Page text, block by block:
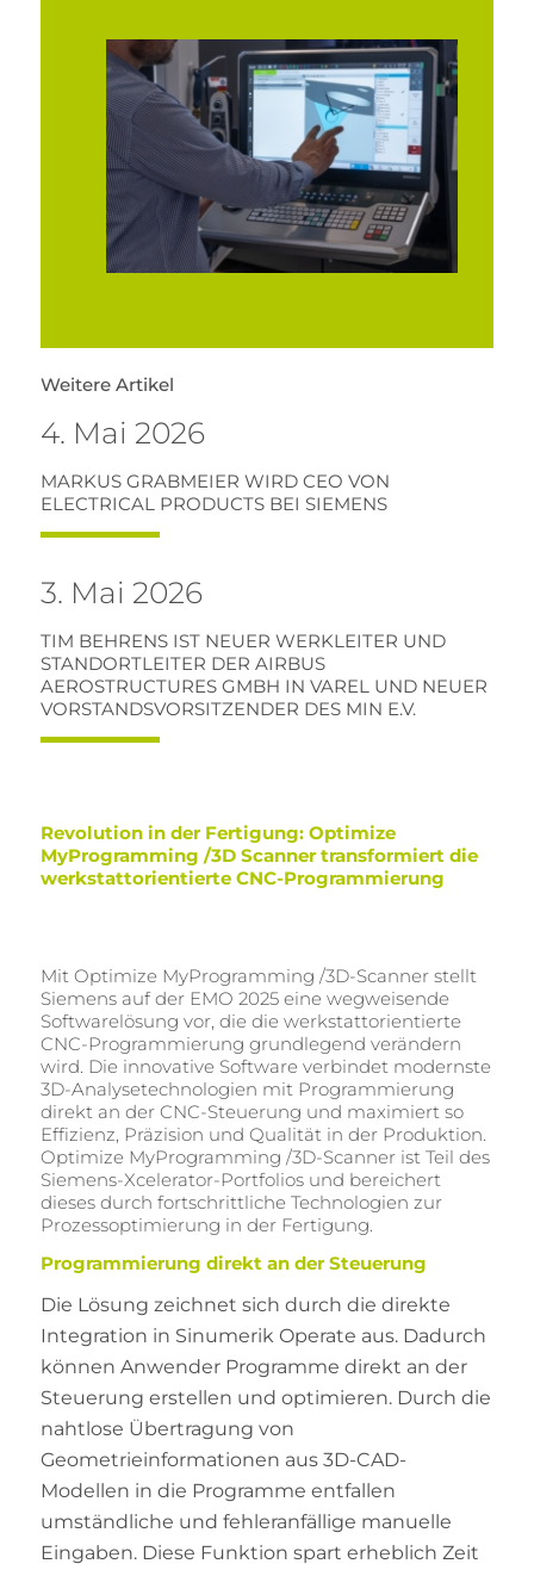
Weitere Artikel
4. Mai 2026
MARKUS GRABMEIER WIRD CEO VON
ELECTRICAL PRODUCTS BEI SIEMENS
3. Mai 2026
TIM BEHRENS IST NEUER WERKLEITER UND
STANDORTLEITER DER AIRBUS
AEROSTRUCTURES GMBH IN VAREL UND NEUER
VORSTANDSVORSITZENDER DES MIN E.V.
Revolution in der Fertigung: Optimize
MyProgramming /3D Scanner transformiert die
werkstattorientierte CNC-Programmierung
Mit Optimize MyProgramming /3D-Scanner stellt
Siemens auf der EMO 2025 eine wegweisende
Softwarelösung vor, die die werkstattorientierte
CNC-Programmierung grundlegend verändern
wird. Die innovative Software verbindet modernste
3D-Analysetechnologien mit Programmierung
direkt an der CNC-Steuerung und maximiert so
Effizienz, Präzision und Qualität in der Produktion.
Optimize MyProgramming /3D-Scanner ist Teil des
Siemens-Xcelerator-Portfolios und bereichert
dieses durch fortschrittliche Technologien zur
Prozessoptimierung in der Fertigung.
Programmierung direkt an der Steuerung
Die Lösung zeichnet sich durch die direkte
Integration in Sinumerik Operate aus. Dadurch
können Anwender Programme direkt an der
Steuerung erstellen und optimieren. Durch die
nahtlose Übertragung von
Geometrieinformationen aus 3D-CAD-
Modellen in die Programme entfallen
umständliche und fehleranfällige manuelle
Eingaben. Diese Funktion spart erheblich Zeit